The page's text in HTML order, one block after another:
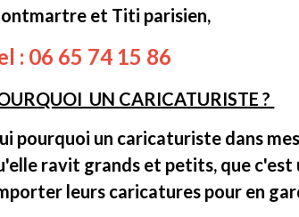
et Titi parisien,
: 06 65 74 15 86
UN CARICATURISTE ?
pourquoi un caricaturiste dans
ravit grands et petits, que c'est
leurs caricatures pour en